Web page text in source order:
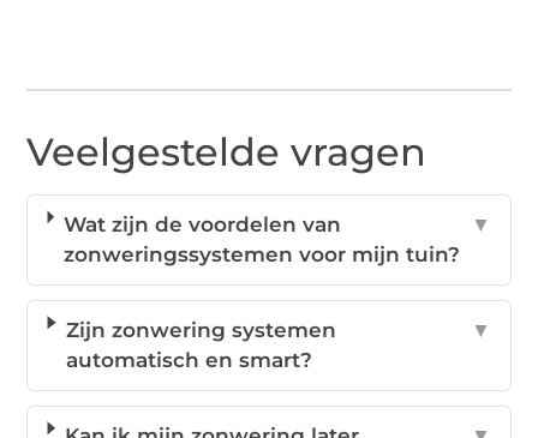
Veelgestelde vragen
Wat zijn de voordelen van
zonweringssystemen voor mijn tuin?
▼
Zijn zonwering systemen
automatisch en smart?
▼